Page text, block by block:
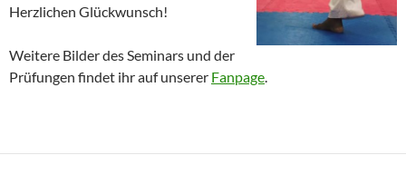
Herzlichen Glückwunsch!
Weitere Bilder des Seminars und der
Prüfungen findet ihr auf unserer Fanpage.